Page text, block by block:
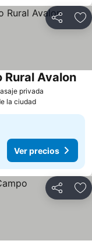
Compartir
privada
Rural Avalon
la ciudad
Ver precios
Compartir